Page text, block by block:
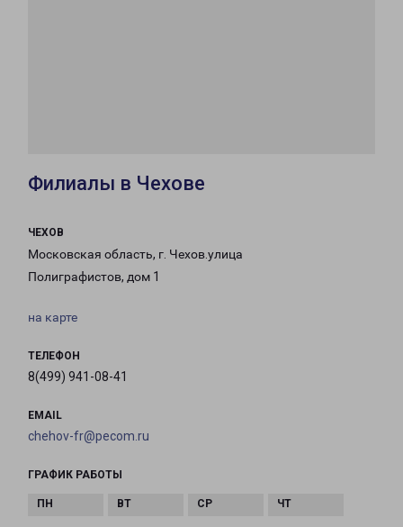
Филиалы в Чехове
ЧЕХОВ
Московская область, г. Чехов.улица
Полиграфистов, дом 1
на карте
ТЕЛЕФОН
8(499) 941-08-41
EMAIL
chehov-fr@pecom.ru
ГРАФИК РАБОТЫ